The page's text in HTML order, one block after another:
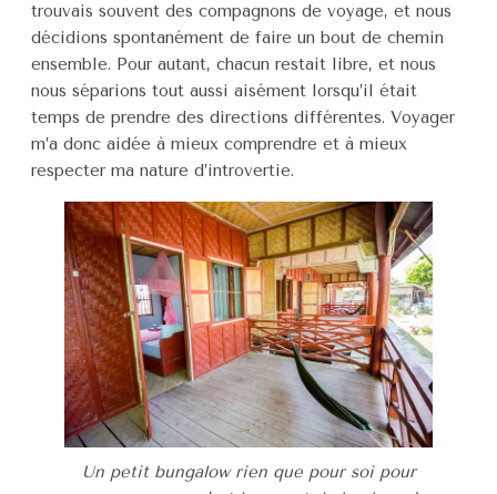
trouvais souvent des compagnons de voyage, et nous
décidions spontanément de faire un bout de chemin
ensemble. Pour autant, chacun restait libre, et nous
nous séparions tout aussi aisément lorsqu’il était
temps de prendre des directions différentes. Voyager
m’a donc aidée à mieux comprendre et à mieux
respecter ma nature d’introvertie.
Un petit bungalow rien que pour soi pour